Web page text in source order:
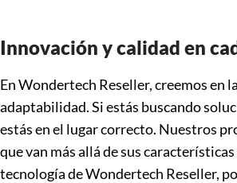
Innovación y calidad en
En Wondertech Reseller, creemos en
adaptabilidad. Si estás buscando
estás en el lugar correcto. Nuestros
que van más allá de sus
tecnología de Wondertech Reseller,